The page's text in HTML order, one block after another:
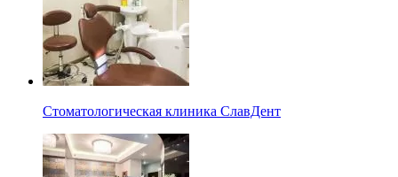
Стоматологическая клиника СлавДент